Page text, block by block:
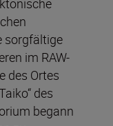
sorgfältige
im RAW-
des Ortes
des
begann